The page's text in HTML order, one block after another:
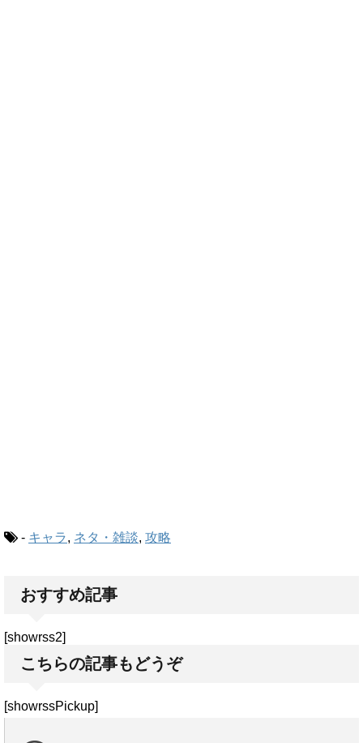
- キャラ, ネタ・雑談, 攻略
おすすめ記事
[showrss2]
こちらの記事もどうぞ
[showrssPickup]